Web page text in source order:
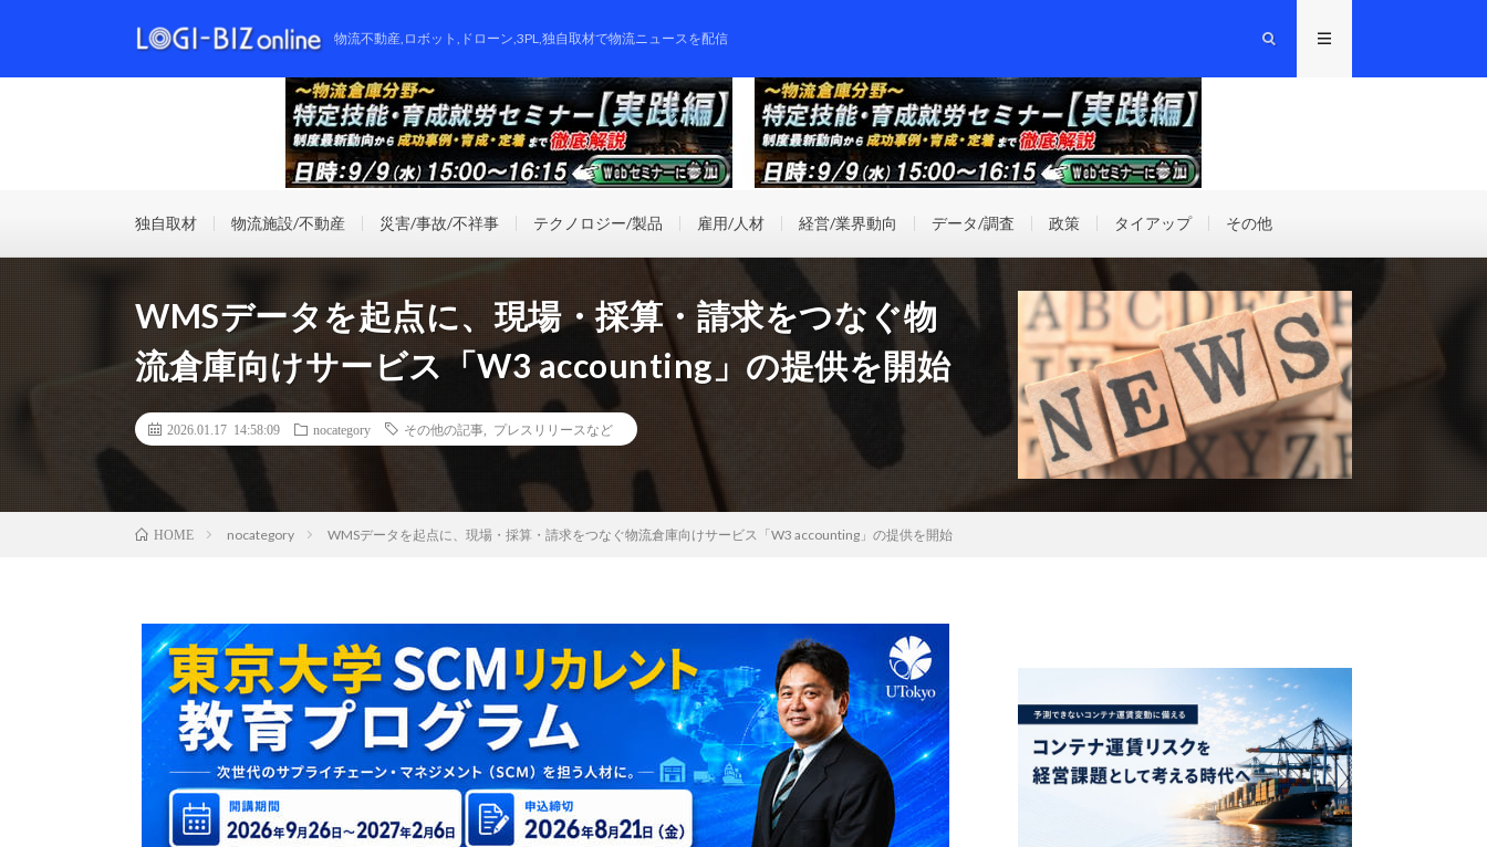
物流不動産,ロボット,ドローン,3PL,独自取材で物流ニュースを配信
独自取材 物流施設/不動産 災害/事故/不祥事 テクノロジー/製品 雇用/人材 経営/業界動向 データ/調査 政策 タイアップ その他
WMSデータを起点に、現場・採算・請求をつなぐ物
流倉庫向けサービス「W3 accounting」の提供を開始
2026.01.17 14:58:09 nocategory その他の記事 プレスリリースなど
HOME nocategory WMSデータを起点に、現場・採算・請求をつなぐ物流倉庫向けサービス「W3 accounting」の提供を開始